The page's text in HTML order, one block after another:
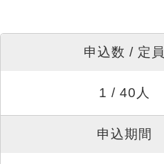
申込数 / 定員
1 / 40人
申込期間